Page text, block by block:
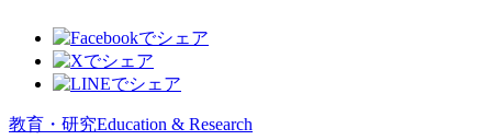
教育・研究Education & Research